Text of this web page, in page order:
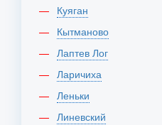
Куяган
Кытманово
Лаптев Лог
Ларичиха
Леньки
Линевский